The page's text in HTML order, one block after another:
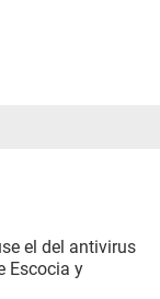
el del antivirus
Escocia y